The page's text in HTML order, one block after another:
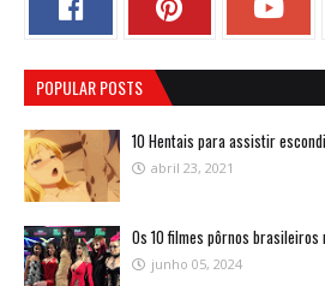
POPULAR POSTS
10 Hentais para assistir
abril 23, 2021
Os 10 filmes pôrnos brasileiros
junho 05, 2024